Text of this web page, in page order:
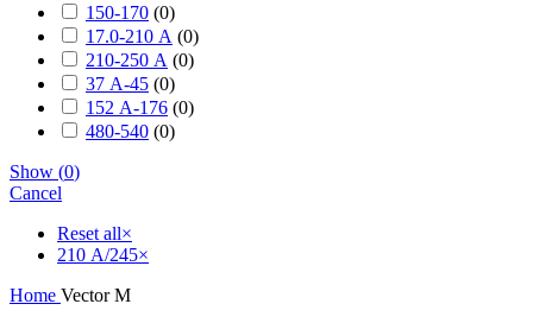
150-170 (0)
17.0-210 А (0)
210-250 А (0)
37 А-45 (0)
152 А-176 (0)
480-540 (0)
Show (0)
Cancel
Reset all×
210 А/245×
Home Vector M